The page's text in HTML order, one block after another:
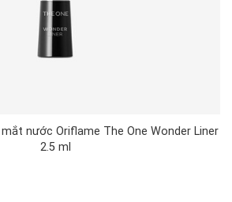
nước Oriflame The One Wonder Liner
2.5 ml